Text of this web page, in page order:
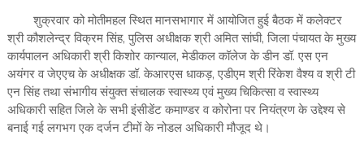
शुक्रवार को मोतीमहल स्थित मानसभागार में आयोजित हुई बैठक में कलेक्टर
श्री कौशलेन्द्र विक्रम सिंह, पुलिस अधीक्षक श्री अमित सांघी, जिला पंचायत के मुख्य
कार्यपालन अधिकारी श्री किशोर कान्याल, मेडीकल कॉलेज के डीन डॉ. एस एन
अयंगर व जेएएच के अधीक्षक डॉ. केआरएस धाकड़, एडीएम श्री रिंकेश वैश्य व श्री टी
एन सिंह तथा संभागीय संयुक्त संचालक स्वास्थ्य एवं मुख्य चिकित्सा व स्वास्थ्य
अधिकारी सहित जिले के सभी इंसीडेंट कमाण्डर व कोरोना पर नियंत्रण के उद्देश्य से
बनाई गई लगभग एक दर्जन टीमों के नोडल अधिकारी मौजूद थे।